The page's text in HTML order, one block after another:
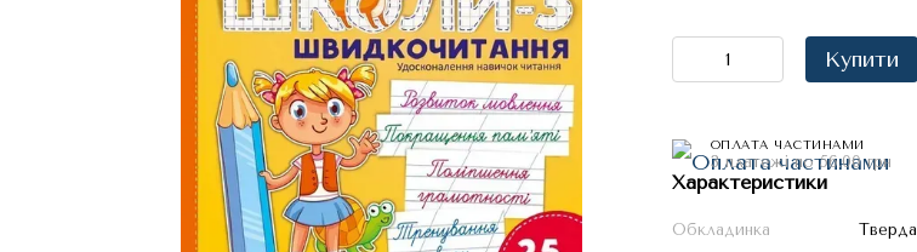
Купити
ОПЛАТА ЧАСТИНАМИ
3 платежі по 56.00 грн
Характеристики
Обкладинка
Тверда